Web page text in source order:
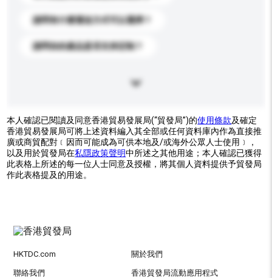
請問有什麼運送方式可以選擇？
請問你的產品是否支持定制？
本人確認已閱讀及同意香港貿易發展局(“貿發局”)的使用條款及確定
香港貿易發展局可將上述資料編入其全部或任何資料庫內作為直接推
廣或商貿配對﹝因而可能成為可供本地及/或海外公眾人士使用﹞，
以及用於貿發局在私隱政策聲明中所述之其他用途；本人確認已獲得
此表格上所述的每一位人士同意及授權，將其個人資料提供予貿發局
作此表格提及的用途。
HKTDC.com 關於我們
聯絡我們 香港貿發局流動應用程式